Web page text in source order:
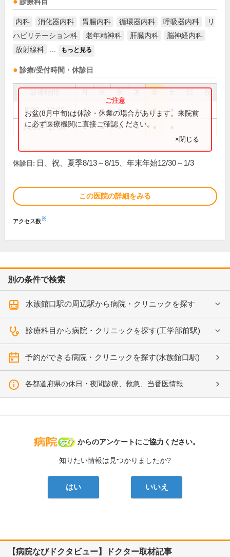
診療科目
内科 消化器内科 胃腸内科 循環器内科 呼吸器内科
リ
ハビリテーション科
老年精神科 肝臓内科
脳神経内科
放射線科
もっと見る
診療/受付時間・休診日
祝
8:30～12:30 ● ● ● ● ●
14:30～17:30 ● ● ● ●
お盆(8月中旬)は休診・休業の場合があります。来院前
に必ず医療機関に直接ご確認ください。
×閉じる
休診日: 日、祝、夏季8/13～8/15、年末年始12/30～1/3
この医院の詳細をみる
アクセス数※
別の条件で検索
水族館口駅の周辺駅から病院・クリニックを探す
診療科目から病院・クリニックを探す(工学部前駅)
予約ができる病院・クリニックを探す(水族館口駅)
各都道府県の休日・夜間診療、救急、当番医情報
病院なび
からのアンケートにご協力ください。
知りたい情報は見つかりましたか?
はい いいえ
【病院なびドクタビュー】ドクター取材記事